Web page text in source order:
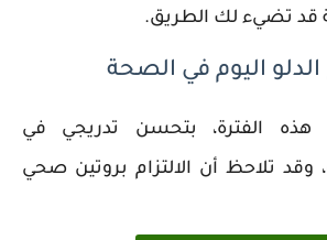
قد تضيء لك الطريق.
اليوم في الصحة
الفترة، بتحسن تدريجي في
تلاحظ أن الالتزام بروتين صحي